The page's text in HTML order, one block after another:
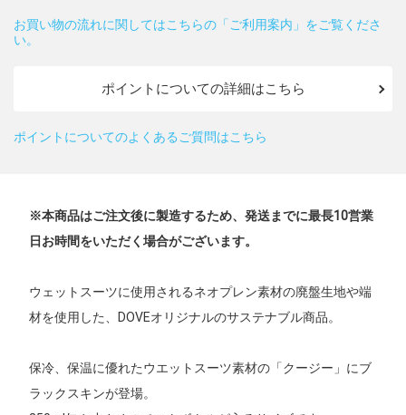
お買い物の流れに関してはこちらの「ご利用案内」をご覧くださ
い。
ポイントについての詳細はこちら
ポイントについてのよくあるご質問はこちら
※本商品はご注文後に製造するため、発送までに最長10営業
日お時間をいただく場合がございます。
ウェットスーツに使用されるネオプレン素材の廃盤生地や端
材を使用した、DOVEオリジナルのサステナブル商品。
保冷、保温に優れたウエットスーツ素材の「クージー」にブ
ラックスキンが登場。